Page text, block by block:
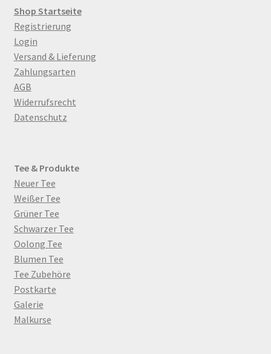
Shop Startseite
Registrierung
Login
Versand & Lieferung
Zahlungsarten
AGB
Widerrufsrecht
Datenschutz
Tee & Produkte
Neuer Tee
Weißer Tee
Grüner Tee
Schwarzer Tee
Oolong Tee
Blumen Tee
Tee Zubehöre
Postkarte
Galerie
Malkurse